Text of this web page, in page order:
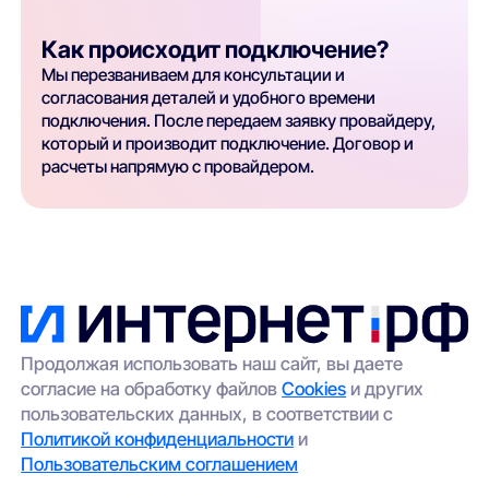
Как происходит подключение?
Мы перезваниваем для консультации и
согласования деталей и удобного времени
подключения. После передаем заявку провайдеру,
который и производит подключение. Договор и
расчеты напрямую с провайдером.
Продолжая использовать наш сайт, вы даете
согласие на обработку файловCookies и других
пользовательских данных, в соответствии с
Политикой конфиденциальности и
Пользовательским соглашением